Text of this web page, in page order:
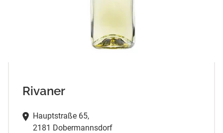
Rivaner
Hauptstraße 65,
2181 Dobermannsdorf